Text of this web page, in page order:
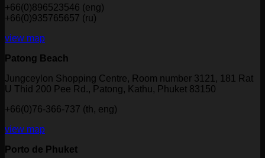
+66(0)896523546 (eng)
+66(0)935765657 (ru)
view map
Patong Beach
Jungceylon Shopping Centre, Room number 3121, 181 Rat
U Thid 200 Pee Rd., Patong, Kathu, Phuket 83150
+66(0)76-366-737 (th, eng)
view map
Porto de Phuket